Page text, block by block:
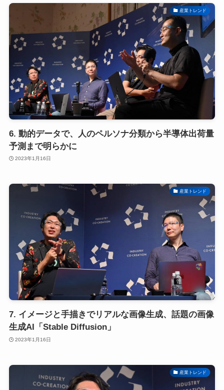
産業トレンド
6. 動的データで、人のペルソナ分類から半導体出荷量
予測まで明らかに
2023年1月16日
産業トレンド
7. イメージと手描きでリアルな画像生成、話題の画像
生成AI「Stable Diffusion」
2023年1月16日
産業トレンド